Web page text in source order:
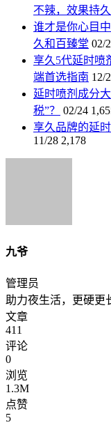
不辣，效果持久
谁才是你心目
久和百臻堂 02/
享久5代延时喷
端首选指南 12/
延时喷剂成分
税”？
02/24
享久品牌的延
11/28 2,178
九爷
管理员
助力夜生活，更硬更
文章
411
评论
0
浏览
1.3M
点赞
5